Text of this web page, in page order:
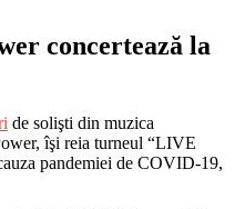
concertează la
de solişti din muzica
îşi reia turneul “LIVE
pandemiei de COVID-19,